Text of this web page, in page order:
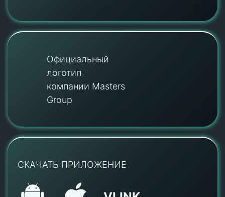
Официальный
логотип
компании Masters
Group
СКАЧАТЬ ПРИЛОЖЕНИЕ